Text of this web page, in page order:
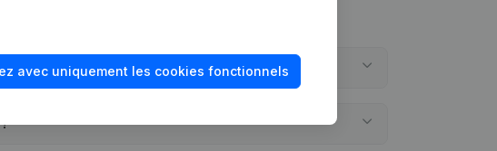
avec uniquement les cookies fonctionnels